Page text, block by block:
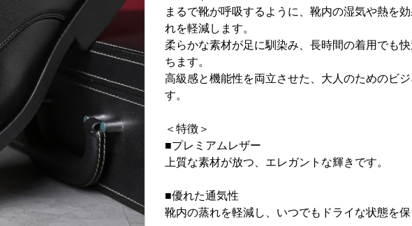
まるで靴が呼吸するように、靴内の湿気や熱を
れを軽減します。
柔らかな素材が足に馴染み、長時間の着用でも
ちます。
高級感と機能性を両立させた、大人のためのビ
す。
＜特徴＞
■プレミアムレザー
上質な素材が放つ、エレガントな輝きです。
■優れた通気性
靴内の蒸れを軽減し、いつでもドライな状態を保